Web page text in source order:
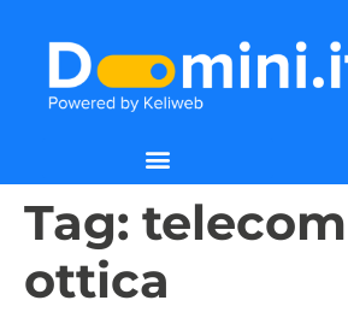
Tag:
ottica